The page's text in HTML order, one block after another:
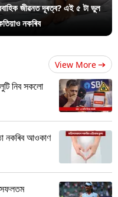
জীৱনত দূৰত্ব? এই ৫ টা ভুল
নকৰিব
View More
নিব সকলো
নকৰিব আওকাণ
সফলতম